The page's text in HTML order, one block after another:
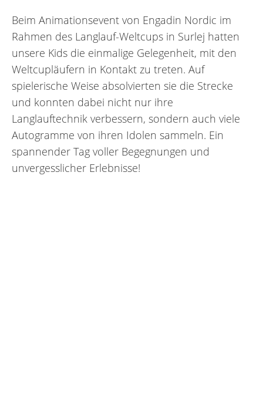
Beim Animationsevent von Engadin Nordic im
Rahmen des Langlauf-Weltcups in Surlej hatten
unsere Kids die einmalige Gelegenheit, mit den
Weltcupläufern in Kontakt zu treten. Auf
spielerische Weise absolvierten sie die Strecke
und konnten dabei nicht nur ihre
Langlauftechnik verbessern, sondern auch viele
Autogramme von ihren Idolen sammeln. Ein
spannender Tag voller Begegnungen und
unvergesslicher Erlebnisse!